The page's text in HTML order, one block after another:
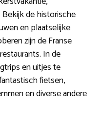
de historische
en plaatselijke
zijn de Franse
In de
en uitjes te
fietsen,
en diverse andere